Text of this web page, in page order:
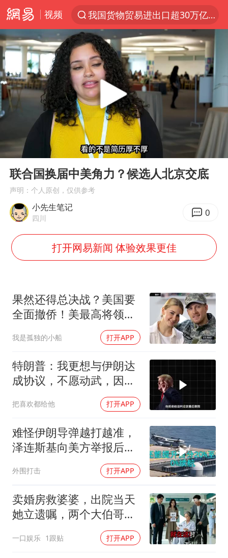
视频
我国货物贸易进出口超30万亿元
官方通报教师招聘笔试前13名被淘汰
河南撤回“领导带薪错峰休假”通知
A股三大股指收涨
台风“白海豚”体型变大！环流面积接近13个浙江那么大
宇树科技中一签需缴款7.54万元
泰国校园枪击案死亡人数升至7人
四川宜宾市高县发生4.9级地震
“立秋的第一杯奶茶”又爆单了
向鹏0-3不敌张本智和
命案逃犯躲进深山21年活得像野人
Meta重新支棱起来了吗
东方之约 相约未来
Play
00:00 06:43
联合国换届中美角力？候选人北京交底
声明：个人原创，仅供参考
小先生笔记
四川 0
打开网易新闻 体验效果更佳
果然还得总决战？美国要
全面撤侨！美最高将领：
我是孤独的小船 打开APP
特朗普：我更想与伊朗达
成协议，不愿动武，因为
把喜欢都给他 打开APP
难怪伊朗导弹越打越准，
泽连斯基向美方举报后，
外围打击 打开APP
卖婚房救婆婆，出院当天
她立遗嘱，两个大伯哥傻
一口娱乐 1跟贴 打开APP